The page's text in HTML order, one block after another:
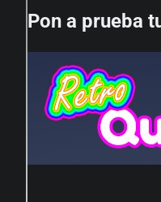
Pon a prueba